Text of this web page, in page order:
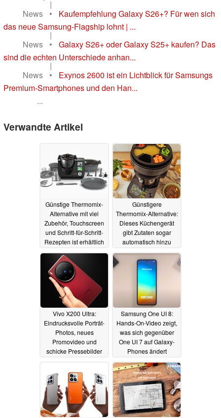
|
News
•
Kaufempfehlung Galaxy S26+? Für wen sich
das neue Samsung-Flagship lohnt | ...
|
News
•
Galaxy S26+ oder Galaxy S25+ kaufen? Das
sind die echten Unterschiede anhan...
|
News
•
Exynos 2600 ist ein Lichtblick für Samsungs
Premium-Smartphones und den Han...
...
Verwandte Artikel
Günstige Thermomix-
Alternative mit viel
Zubehör, Touchscreen
und Schritt-für-Schritt-
Rezepten ist erhältlich
20.11.2025
Günstigere
Thermomix-Alternative:
Dieses Küchengerät
gibt Zutaten sogar
automatisch hinzu
02.10.2025
Vivo X200 Ultra:
Eindrucksvolle Porträt-
Photos, neues
Promovideo und
schicke Pressebilder
bewundern18.04.2025
Samsung One UI 8:
Hands-On-Video zeigt,
was sich gegenüber
One UI 7 auf Galaxy-
Phones ändert
16.04.2025